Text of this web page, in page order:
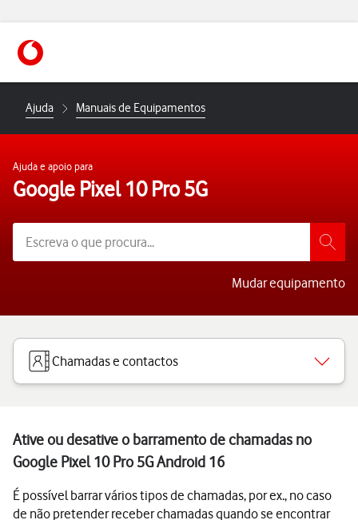
https://www.vodafone.pt
Ajuda Manuais de Equipamentos
Ajuda e apoio para
Google Pixel 10 Pro 5G
Mudar equipamento
Chamadas e contactos
Ative ou desative o barramento de chamadas no
Google Pixel 10 Pro 5G Android 16
É possível barrar vários tipos de chamadas, por ex., no caso
de não pretender receber chamadas quando se encontrar